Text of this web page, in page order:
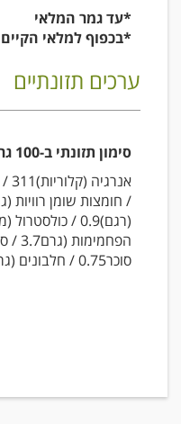
*עד גמר המלאי
*בכפוף למלאי
ערכים תזונתיים
סימון תזונתי ב-100 גרם מזון:
סוכר0.75 / חלבונים (גרם)20.0 / סידן (מ״ג)410.